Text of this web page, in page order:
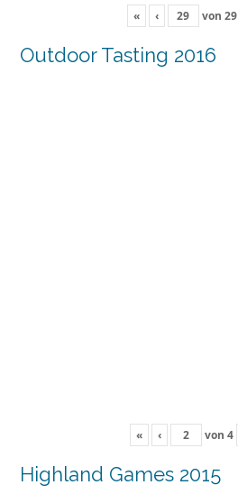
« ‹ von 29
Outdoor Tasting 2016
« ‹ von 4
Highland Games 2015